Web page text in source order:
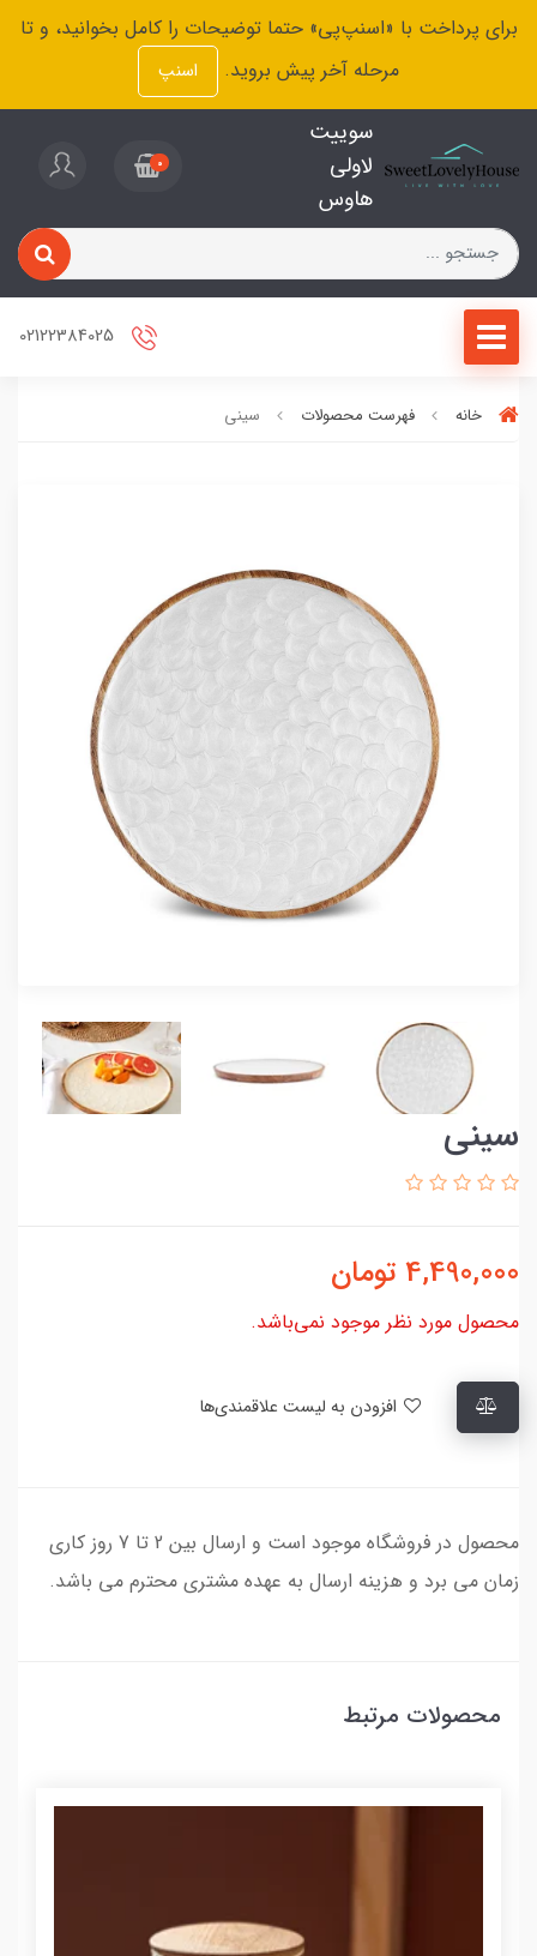
برای پرداخت با «اسنپ‌پی» حتما توضیحات را کامل بخوانید، و تا
مرحله آخر پیش بروید.
اسنپ
سوییت
لاولی
هاوس
0
خانه فهرست محصولات سینی
سینی
4,490,000 تومان
محصول مورد نظر موجود نمی‌باشد.
محصول در فروشگاه موجود است و ارسال بین 2 تا 7 روز کاری
زمان می برد و هزینه ارسال به عهده مشتری محترم می باشد.
محصولات مرتبط